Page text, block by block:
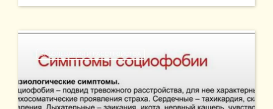
ЗАБОЛЕВАНИЯ И РАССТРОЙСТВА